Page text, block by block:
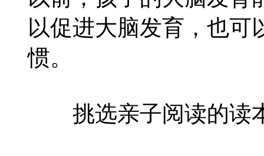
以促进大脑发育，也可
惯。
挑选亲子阅读的读